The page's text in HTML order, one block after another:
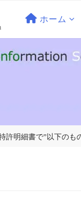
ホーム
許明細書で”以下のも